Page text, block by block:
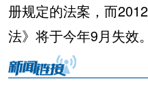
册规定的法案，而
法》将于今年9月失效